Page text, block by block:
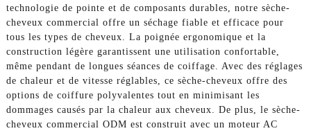
technologie de pointe et de composants durables, notre sèche-
cheveux commercial offre un séchage fiable et efficace pour
tous les types de cheveux. La poignée ergonomique et la
construction légère garantissent une utilisation confortable,
même pendant de longues séances de coiffage. Avec des réglages
de chaleur et de vitesse réglables, ce sèche-cheveux offre des
options de coiffure polyvalentes tout en minimisant les
dommages causés par la chaleur aux cheveux. De plus, le sèche-
cheveux commercial ODM est construit avec un moteur AC